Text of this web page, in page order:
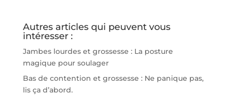
Autres articles qui peuvent vous
intéresser :
Jambes lourdes et grossesse : La posture
magique pour soulager
Bas de contention et grossesse : Ne panique pas,
lis ça d’abord.